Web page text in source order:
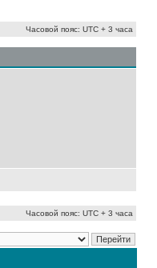
Часовой пояс: UTC + 3 часа
Часовой пояс: UTC + 3 часа